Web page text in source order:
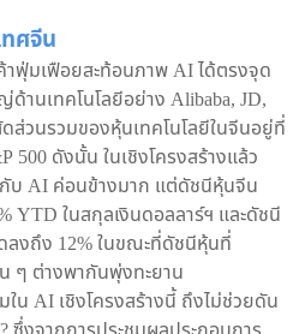
ศจีน
ฟุ่มเฟือยสะท้อนภาพ AI ได้ตรงจุด
ด้านเทคโนโลยีอย่าง Alibaba, JD,
ส่วนรวมของหุ้นเทคโนโลยีในจีนอยู่ที่
500 ดังนั้น ในเชิงโครงสร้างแล้ว
บ AI ค่อนข้างมาก แต่ดัชนีหุ้นจีน
YTD ในสกุลเงินดอลลาร์ฯ และดัชนี
ลงถึง 12% ในขณะที่ดัชนีหุ้นที่
ๆ ต่างพากันพุ่งทะยาน
น AI เชิงโครงสร้างนี้ ถึงไม่ช่วยดัน